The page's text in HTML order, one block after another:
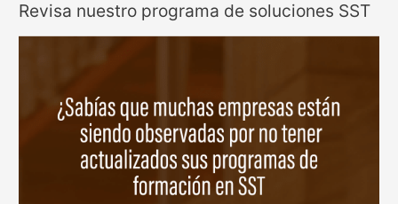
Revisa nuestro programa de soluciones SST